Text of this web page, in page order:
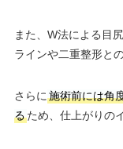
また、W法による目
ラインや二重整形と
さらに 施術前には角
るため、仕上がりの